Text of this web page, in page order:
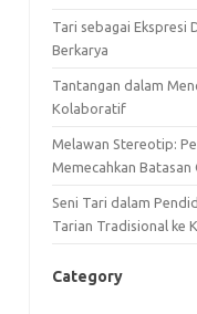
Tari sebagai Ekspresi
Berkarya
Tantangan dalam
Kolaboratif
Melawan Stereotip:
Memecahkan Batasan
Seni Tari dalam
Tarian Tradisional ke
Category